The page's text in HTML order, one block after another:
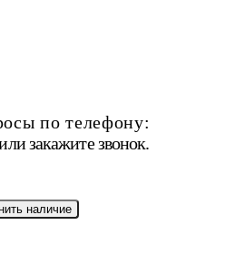
по телефону:
закажите звонок.
наличие